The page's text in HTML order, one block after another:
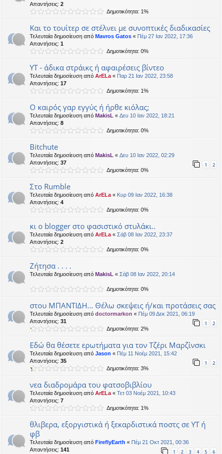
Απαντήσεις: 2
Δημοτικότητα: 1%
Και το τουίτερ σε στέλνει με συνοπτικές διαδικασίες
Τελευταία δημοσίευση από Mavros Gatos « Πέμ 27 Ιαν 2022, 17:36
Απαντήσεις: 1
Δημοτικότητα: 0%
ΥΤ - άδικα στράικς ή αφαιρέσεις βίντεο
Τελευταία δημοσίευση από ArELa « Παρ 21 Ιαν 2022, 23:58
Απαντήσεις: 17
Δημοτικότητα: 1%
Ο καιρός γαρ εγγύς ή ήρθε κιόλας;
Τελευταία δημοσίευση από MakisL « Δευ 10 Ιαν 2022, 18:21
Απαντήσεις: 8
Δημοτικότητα: 0%
Bitchute
Τελευταία δημοσίευση από MakisL « Δευ 10 Ιαν 2022, 02:29
Απαντήσεις: 37 1 2
Δημοτικότητα: 0%
Στο Rumble
Τελευταία δημοσίευση από ArELa « Κυρ 09 Ιαν 2022, 16:38
Απαντήσεις: 4
Δημοτικότητα: 0%
κι ο blogger στο φασιστικό στυλάκι..
Τελευταία δημοσίευση από ArELa « Σάβ 08 Ιαν 2022, 23:37
Απαντήσεις: 2
Δημοτικότητα: 0%
Ζήτησα . . . .
Τελευταία δημοσίευση από MakisL « Σάβ 08 Ιαν 2022, 20:14
Δημοτικότητα: 0%
στου ΜΠΑΝΤΙΔΗ... Θέλω σκεψεις ή/και προτάσεις σας
Τελευταία δημοσίευση από doctormarkon « Πέμ 09 Δεκ 2021, 06:19
Απαντήσεις: 31 1 2
Δημοτικότητα: 2%
Εδώ θα θέσετε ερωτήματα για τον Τζέρι Μαρζίνσκι
Τελευταία δημοσίευση από Jason « Πέμ 11 Νοέμ 2021, 15:42
Απαντήσεις: 35 1 2
Δημοτικότητα: 3%
νεα διαδρομάρα του φατσοβιβλίου
Τελευταία δημοσίευση από ArELa « Τετ 03 Νοέμ 2021, 10:43
Απαντήσεις: 7
Δημοτικότητα: 1%
θλιβερα, εξοργιστικά ή ξεκαρδιστικά ποστς σε ΥΤ ή
φβ
Τελευταία δημοσίευση από FireflyEarth « Πέμ 21 Οκτ 2021, 00:36
Απαντήσεις: 141 1 2 3 4 5 6